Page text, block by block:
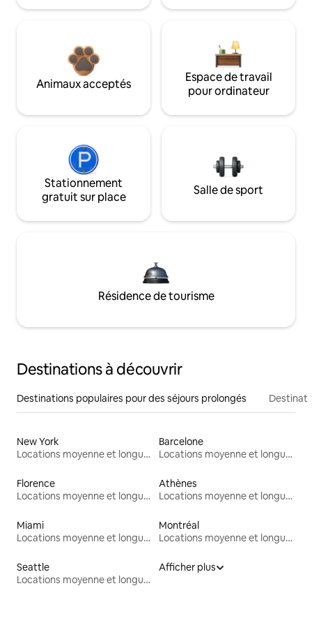
Animaux acceptés
Espace de travail
pour ordinateur
Stationnement
gratuit sur place
Salle de sport
Résidence de tourisme
Destinations à découvrir
Destinations populaires pour des séjours prolongés
New York
Locations moyenne et longue durée
Barcelone
Locations moyenne et longue durée
Florence
Locations moyenne et longue durée
Athènes
Locations moyenne et longue durée
Miami
Locations moyenne et longue durée
Montréal
Locations moyenne et longue durée
Seattle
Locations moyenne et longue durée
Afficher plus